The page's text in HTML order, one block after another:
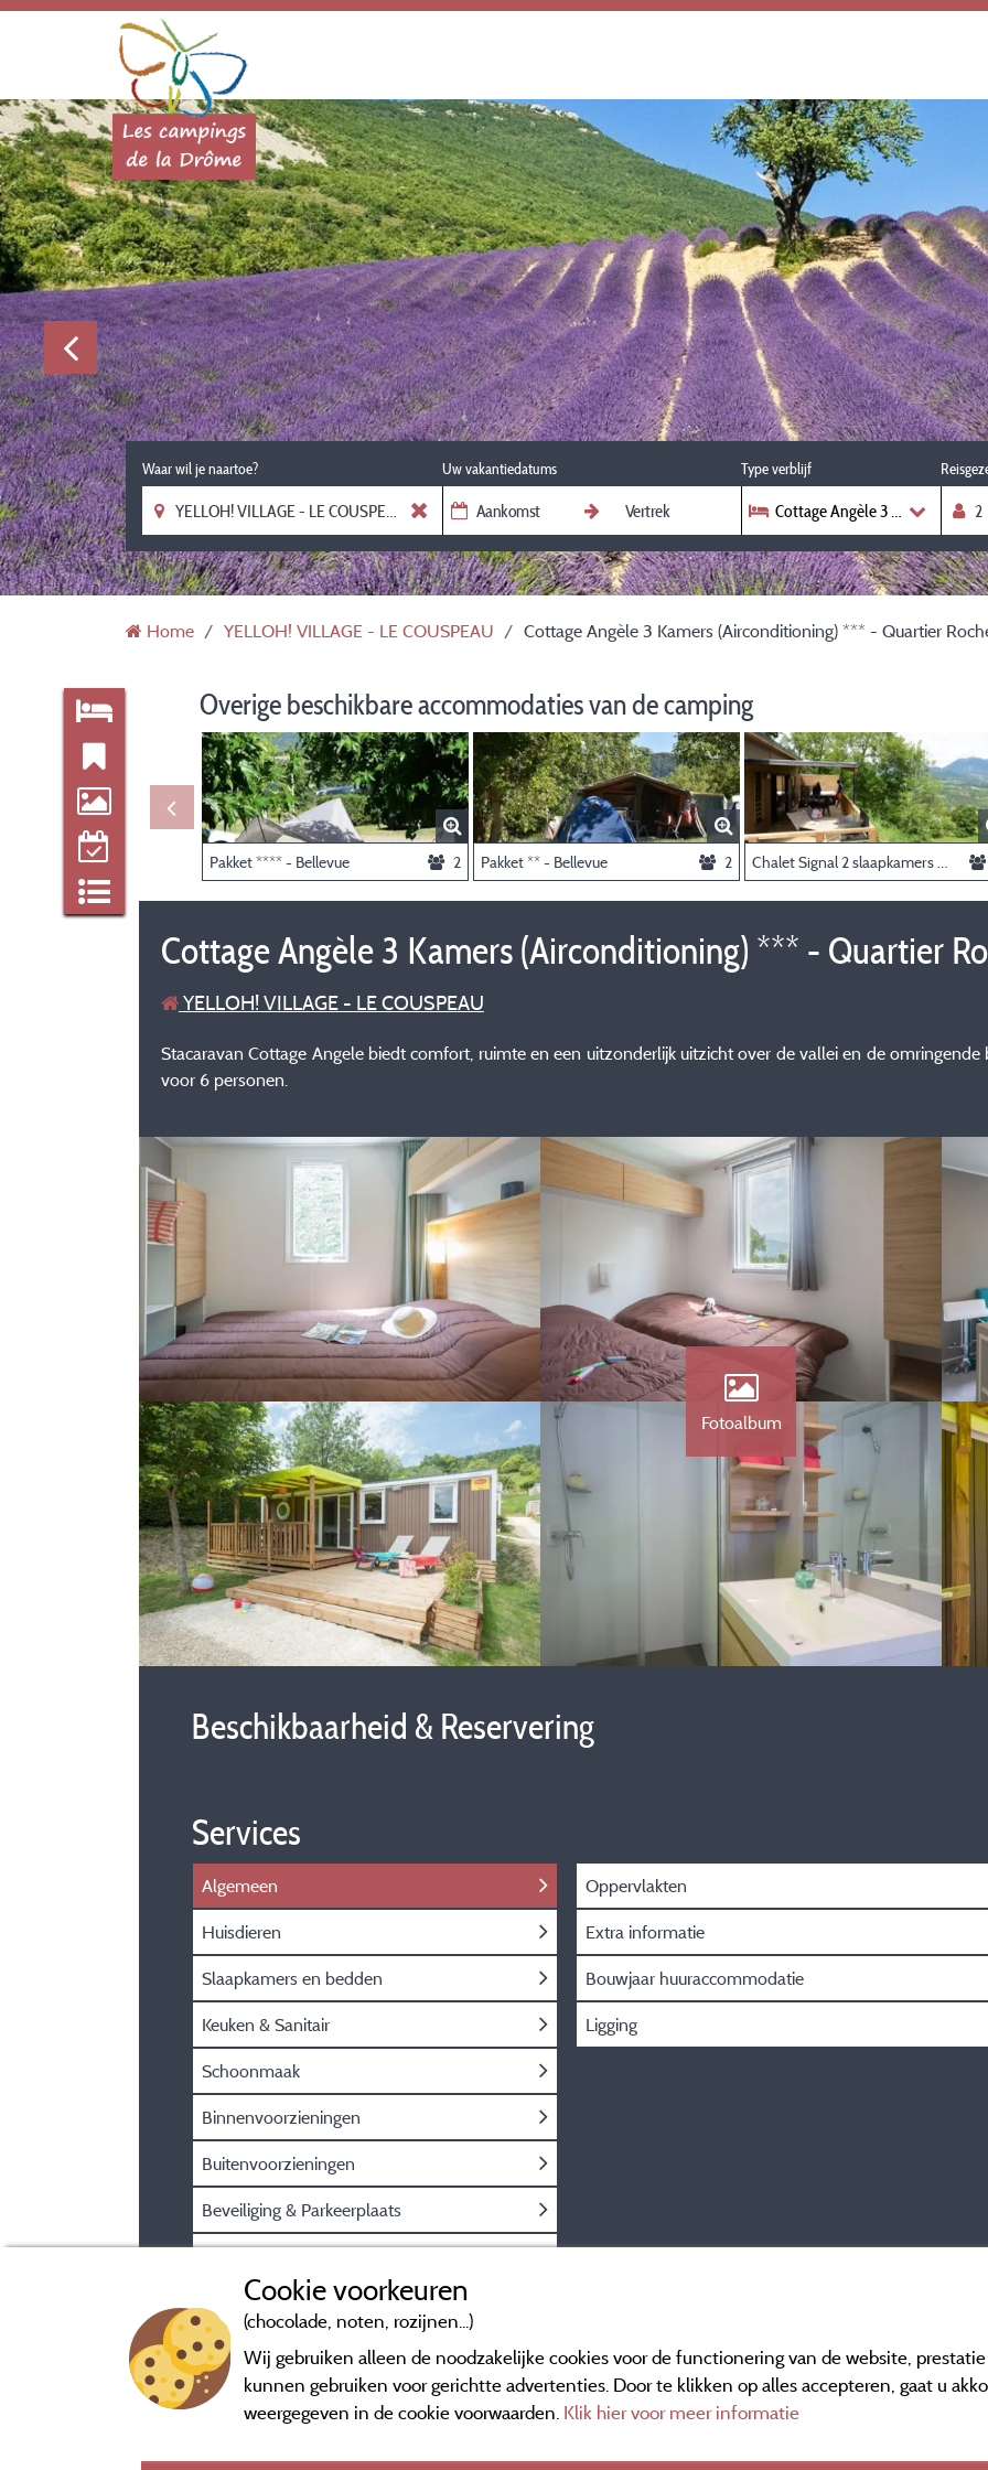
Waar wil je naartoe? Uw vakantiedatums Type verblijf
Cottage Angèle 3 Kamers
Home YELLOH! VILLAGE - LE COUSPEAU Cottage Angèle 3 Kamers (Airconditioning) *** - Quartier
Overige beschikbare accommodaties van de camping
Pakket **** - Bellevue 2 Pakket ** - Bellevue 2
Cottage Angèle 3 Kamers (Airconditioning) *** - Quartier
YELLOH! VILLAGE - LE COUSPEAU
Stacaravan Cottage Angele biedt comfort, ruimte en een uitzonderlijk uitzicht over de vallei en de
voor 6 personen.
Fotoalbum
Beschikbaarheid & Reservering
Services
Algemeen
Huisdieren
Slaapkamers en bedden
Keuken & Sanitair
Schoonmaak
Binnenvoorzieningen
Buitenvoorzieningen
Beveiliging & Parkeerplaats
Oppervlakten
Extra informatie
Bouwjaar huuraccommodatie
Ligging
Cookie voorkeuren
(chocolade, noten, rozijnen...)
Wij gebruiken alleen de noodzakelijke cookies voor de functionering van de website,
kunnen gebruiken voor gerichtte advertenties. Door te klikken op alles accepteren, gaat u
weergegeven in de cookie voorwaarden. Klik hier voor meer informatie